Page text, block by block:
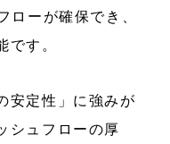
ローが確保でき、
です。
安定性」に強みが
シュフローの厚